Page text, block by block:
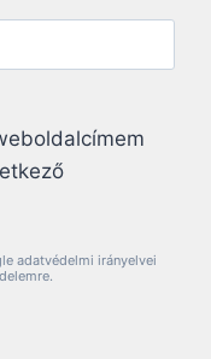
adatvédelmi irányelvei